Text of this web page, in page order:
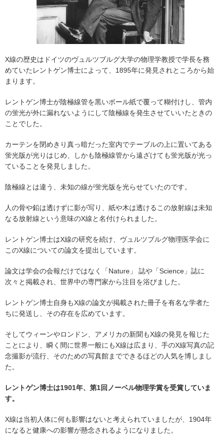
X線の歴史はドイツのヴュルツブルグ大学の物理学教授で学長を務
めていたレントゲン博士によって、1895年に発見されところから始
まります。
レントゲン博士が陰極線管を黒いボール紙で覆って糊付けし、管内
の蛍光が外に漏れないようにして陰極線を発生させていいたときの
ことでした。
カーテンを閉めきり真っ暗だった室内でテーブルの上に置いてある
蛍光版が光りはじめ、しかも陰極線管から遠ざけても蛍光版が光っ
ていることを発見しました。
陰極線とは違う、未知の線が蛍光版を光らせていたのです。
人の骨や鉛は透けずに影が写り、紙や木は透けるこの放射線は未知
なる放射線という意味のX線と名付けられました。
レントゲン博士はX線の研究を続け、ヴュルツブルグ物理医学会に
このX線についての論文を提出しています。
論文は学会の会報だけではなく「Nature」 誌や「Science」誌に
次々と掲載され、世界中の専門家から注目を浴びました。
レントゲン博士自身もX線の論文が掲載された冊子を有名な学者た
ちに発送し、その存在を広めています。
そしてウィーンやロンドン、アメリカの新聞もX線の発見を報じた
ことにより、瞬く間に世界一般にもX線は広まり、手のX線写真の記
念撮影が流行、そのための写真館までできるほどの人気を博しまし
た。
レントゲン博士は1901年、第1回ノーベル物理学賞を受賞していま
す。
X線は当初人体に何も影響はないと考えられていましたが、1904年
になると健康への影響が懸念されるようになりました。